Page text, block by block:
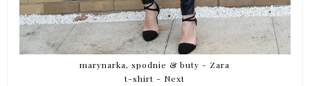
marynarka, spodnie & buty - Zara
t-shirt - Next